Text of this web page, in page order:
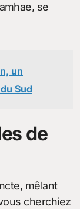
se
un
Sud
de
mêlant
cherchiez